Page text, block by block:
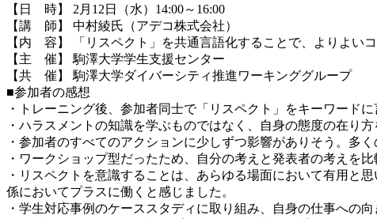
【日 時】 2月12日（水）14:00～16:00
【講 師】 中村綾氏（アデコ株式会社）
【内 容】 「リスペクト」を共通言語化することで、よりよい
【主 催】 駒澤大学学生支援センター
【共 催】 駒澤大学ダイバーシティ推進ワーキンググループ
■参加者の感想
・トレーニング後、参加者同士で「リスペクト」をキーワード
・ハラスメントの知識を学ぶものではなく、自身の態度の在り
・参加者のすべてのアクションに少しずつ影響がありそう。多く
・ワークショップ型だったため、自分の考えと発表者の考えを
・リスペクトを意識することは、あらゆる場面において有用と
係においてプラスに働くと感じました。
・学生対応事例のケーススタディに取り組み、自身の仕事への